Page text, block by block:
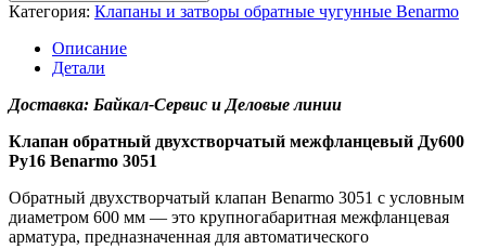
Категория: Клапаны и затворы обратные чугунные Benarmo
Описание
Детали
Доставка: Байкал-Сервис и Деловые линии
Клапан обратный двухстворчатый межфланцевый Ду600
Ру16 Benarmo 3051
Обратный двухстворчатый клапан Benarmo 3051 с условным
диаметром 600 мм — это крупногабаритная межфланцевая
арматура, предназначенная для автоматического